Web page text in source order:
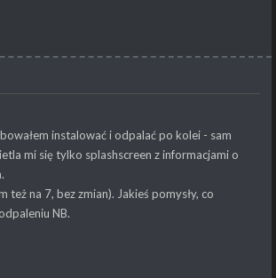
instalować i odpalać po kolei - sam
mi się tylko splashscreen z informacjami o
na 7, bez zmian). Jakieś pomysły, co
NB.